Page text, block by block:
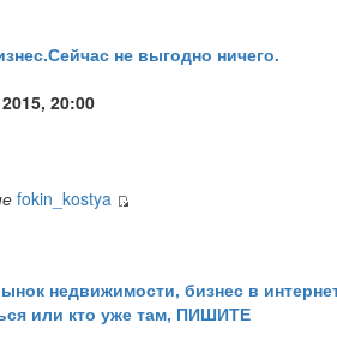
не выгодно ничего.
20:00
fokin_kostya
недвижимости, бизнес в
или кто уже там, ПИШИТЕ